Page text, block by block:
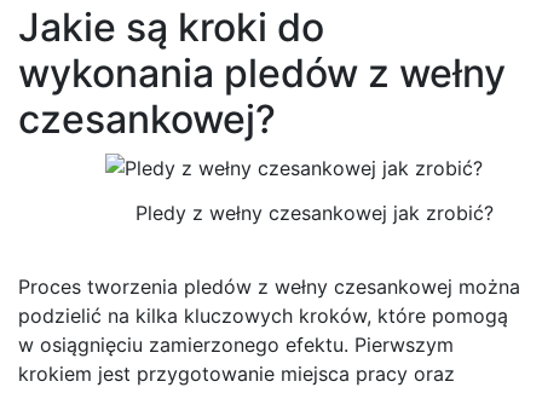
Jakie są kroki do
wykonania pledów z wełny
czesankowej?
Pledy z wełny czesankowej jak zrobić?
Proces tworzenia pledów z wełny czesankowej można
podzielić na kilka kluczowych kroków, które pomogą
w osiągnięciu zamierzonego efektu. Pierwszym
krokiem jest przygotowanie miejsca pracy oraz